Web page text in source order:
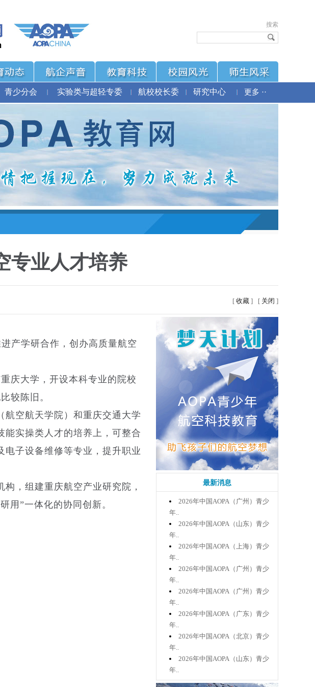
搜索
青少分会 实验类与超轻专委 航校校长委 研究中心 更多 ··
专业人才培养
[ 收藏 ] [ 关闭 ]
产学研合作，创办高质量航空
庆大学，开设本科专业的院校
较陈旧。
空航天学院）和重庆交通大学
能实操类人才的培养上，可整合
子设备维修等专业，提升职业
，组建重庆航空产业研究院，
用”一体化的协同创新。
最新消息
2026年中国AOPA（广州）青少
年..
2026年中国AOPA（山东）青少
年..
2026年中国AOPA（上海）青少
年..
2026年中国AOPA（广州）青少
年..
2026年中国AOPA（广州）青少
年..
2026年中国AOPA（广东）青少
年..
2026年中国AOPA（北京）青少
年..
2026年中国AOPA（山东）青少
年..